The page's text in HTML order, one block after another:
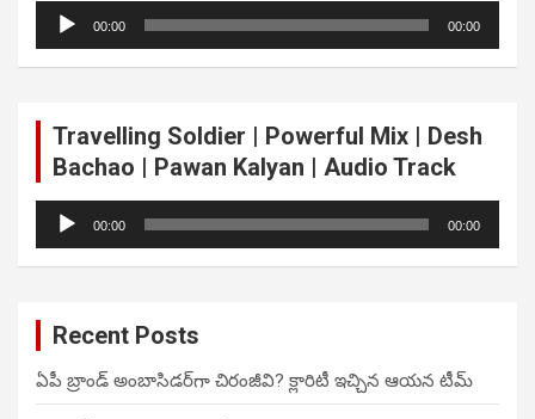
Audio
Player
00:00 00:00
Travelling Soldier | Powerful Mix | Desh
Bachao | Pawan Kalyan | Audio Track
Audio
Player
00:00 00:00
Recent Posts
ఏపీ బ్రాండ్ అంబాసిడర్‌గా చిరంజీవి? క్లారిటీ ఇచ్చిన ఆయన టీమ్